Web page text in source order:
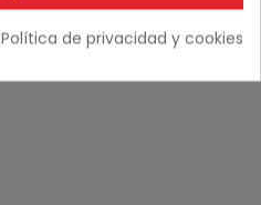
Política de privacidad y cookies